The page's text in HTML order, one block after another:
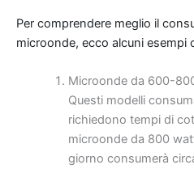
Per comprendere meglio il
microonde, ecco alcuni esempi
Microonde da 600-
Questi modelli
richiedono tempi di
microonde da 800
giorno consumerà